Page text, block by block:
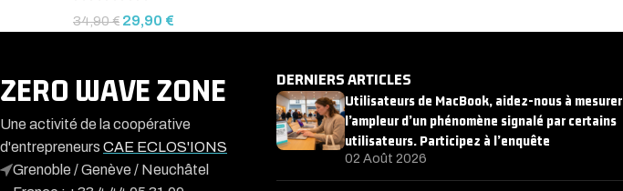
34,90€ 29,90 €
ZERO WAVE ZONE
Une activité de la coopérative
d'entrepreneurs CAE ECLOS'IONS
Grenoble / Genève / Neuchâtel
DERNIERS ARTICLES
Utilisateurs de MacBook, aidez-nous à mesurer
l’ampleur d’un phénomène signalé par certains
utilisateurs. Participez à l’enquête
02 Août 2026